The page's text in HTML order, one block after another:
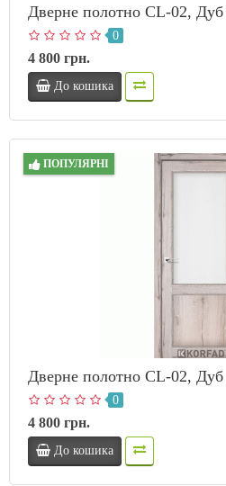
Дверне полотно CL-02,
0
4 800 грн.
До кошика
ПОПУЛЯРНІ
Дверне полотно CL-02, Дуб
0
4 800 грн.
До кошика